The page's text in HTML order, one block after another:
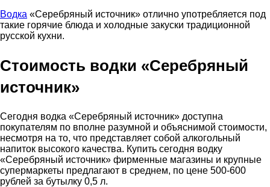
Водка «Серебряный источник» отлично употребляется под
такие горячие блюда и холодные закуски традиционной
русской кухни.
Стоимость водки «Серебряный
источник»
Сегодня водка «Серебряный источник» доступна
покупателям по вполне разумной и объяснимой стоимости,
несмотря на то, что представляет собой алкогольный
напиток высокого качества. Купить сегодня водку
«Серебряный источник» фирменные магазины и крупные
супермаркеты предлагают в среднем, по цене 500-600
рублей за бутылку 0,5 л.